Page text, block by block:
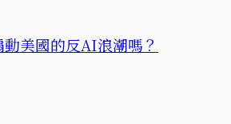
美國的反AI浪潮嗎？